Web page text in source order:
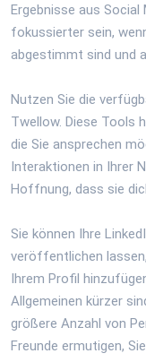
Ergebnisse aus Social
fokussierter sein,
abgestimmt sind und
Nutzen Sie die
Twellow. Diese Tools
die Sie ansprechen
Interaktionen in Ihrer
Hoffnung, dass sie
Sie können Ihre
veröffentlichen
Ihrem Profil
Allgemeinen kürzer
größere Anzahl von
Freunde ermutigen,